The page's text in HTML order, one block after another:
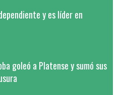
y es líder en
goleó a Platense y sumó sus